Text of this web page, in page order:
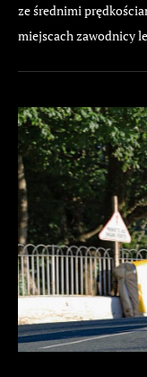
ze średnimi
miejscach zawodnicy